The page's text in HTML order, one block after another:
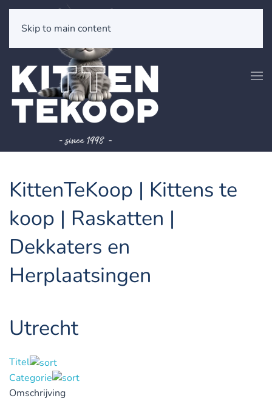
Skip to main content
KittenTeKoop | Kittens te
koop | Raskatten |
Dekkaters en
Herplaatsingen
Utrecht
Titel
Categorie
Omschrijving